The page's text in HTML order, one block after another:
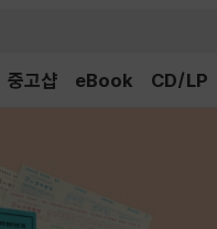
중고샵 eBook CD/LP